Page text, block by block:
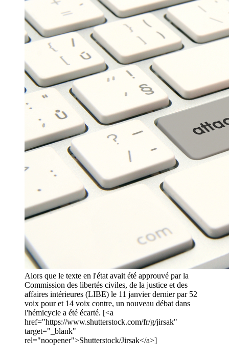
Alors que le texte en l'état avait été approuvé par la
Commission des libertés civiles, de la justice et des
affaires intérieures (LIBE) le 11 janvier dernier par 52
voix pour et 14 voix contre, un nouveau débat dans
l'hémicycle a été écarté. [<a
href="https://www.shutterstock.com/fr/g/jirsak"
target="_blank"
rel="noopener">Shutterstock/Jirsak</a>]